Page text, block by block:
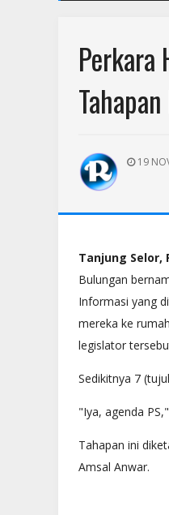
Perkara
19
Tanjung Selor,
Bulungan
Informasi yang
mereka ke
legislator
Sedikitnya 7
"Iya, agenda
Tahapan ini
Amsal Anwar.